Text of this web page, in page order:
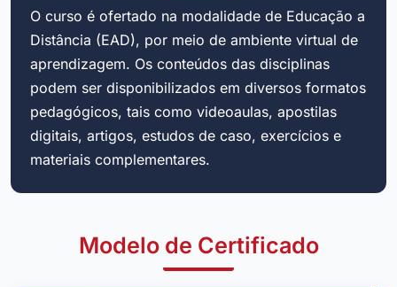
O curso é ofertado na modalidade de Educação a
Distância (EAD), por meio de ambiente virtual de
aprendizagem. Os conteúdos das disciplinas
podem ser disponibilizados em diversos formatos
pedagógicos, tais como videoaulas, apostilas
digitais, artigos, estudos de caso, exercícios e
materiais complementares.
Modelo de Certificado